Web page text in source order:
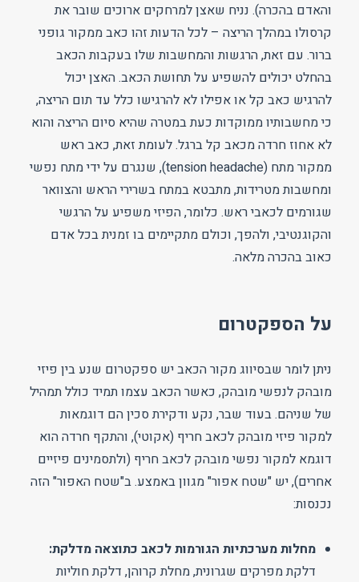
והאדם בהכרה). נניח שאצן למרחקים ארוכים שובר את
קרסולו במהלך הריצה – לכל הדעות זהו כאב ממקור גופני
ברור. עם זאת, הרגשות והמחשבות שלו בעקבות הכאב
בהחלט יכולים להשפיע על תחושת הכאב. האצן יכול
להרגיש כאב קל או אפילו לא להרגישו כלל עד תום הריצה,
כי מחשבותיו ממוקדות כעת במטרה שהיא סיום הריצה והוא
לא אחוז חרדה מכאב קל ברגל. לעומת זאת, כאב ראש
ממקור מתח (tension headache), שנגרם על ידי מתח נפשי
ומחשבות מטרידות, מתבטא במתח בשרירי הראש והצוואר
שגורמים לכאבי ראש. כלומר, הפיזי משפיע על הרגשי
והקוגנטיבי, ולהפך, וכולם מתקיימים בו זמנית בכל אדם
כאוב בהכרה מלאה.
על הספקטרום
ניתן לומר שבסיווג מקור הכאב יש ספקטרום שנע בין פיזי
מובהק לנפשי מובהק, כאשר הכאב עצמו תמיד כולל תמהיל
של שניהם. בעוד שבר, נקע ודקירת סכין הם דוגמאות
למקור פיזי מובהק לכאב חריף (אקוטי), והתקף חרדה הוא
דוגמא למקור נפשי מובהק לכאב חריף (ולתסמינים פיזיים
אחרים), יש "שטח אפור" מגוון באמצע. ב"שטח האפור" הזה
נכנסות:
מחלות מערכתיות הגורמות לכאב כתוצאה מדלקת:
דלקת מפרקים שגרונית, מחלת קרוהן, דלקת חוליות